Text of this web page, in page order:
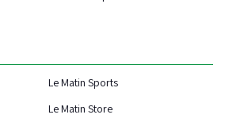
Le Matin Sports
Le Matin Store